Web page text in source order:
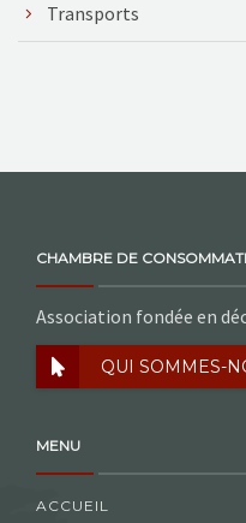
Transports
CHAMBRE DE
Association fondée en
QUI SOMMES-
MENU
ACCUEIL